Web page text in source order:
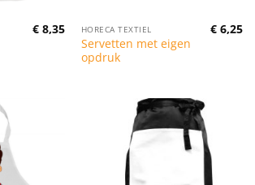
€ 8,35 HORECA TEXTIEL
Servetten met eigen
opdruk
€ 6,25